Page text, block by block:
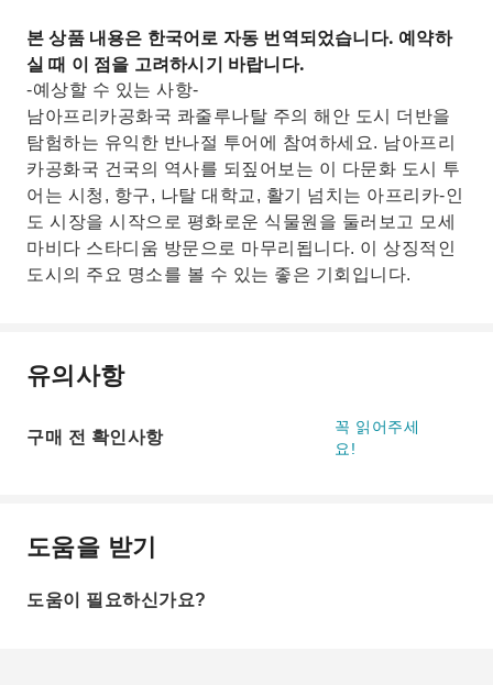
본 상품 내용은 한국어로 자동 번역되었습니다. 예약하
실 때 이 점을 고려하시기 바랍니다.
-예상할 수 있는 사항-
남아프리카공화국 콰줄루나탈 주의 해안 도시 더반을
탐험하는 유익한 반나절 투어에 참여하세요. 남아프리
카공화국 건국의 역사를 되짚어보는 이 다문화 도시 투
어는 시청, 항구, 나탈 대학교, 활기 넘치는 아프리카-인
도 시장을 시작으로 평화로운 식물원을 둘러보고 모세
마비다 스타디움 방문으로 마무리됩니다. 이 상징적인
도시의 주요 명소를 볼 수 있는 좋은 기회입니다.
유의사항
구매 전 확인사항
꼭 읽어주세
요!
도움을 받기
도움이 필요하신가요?